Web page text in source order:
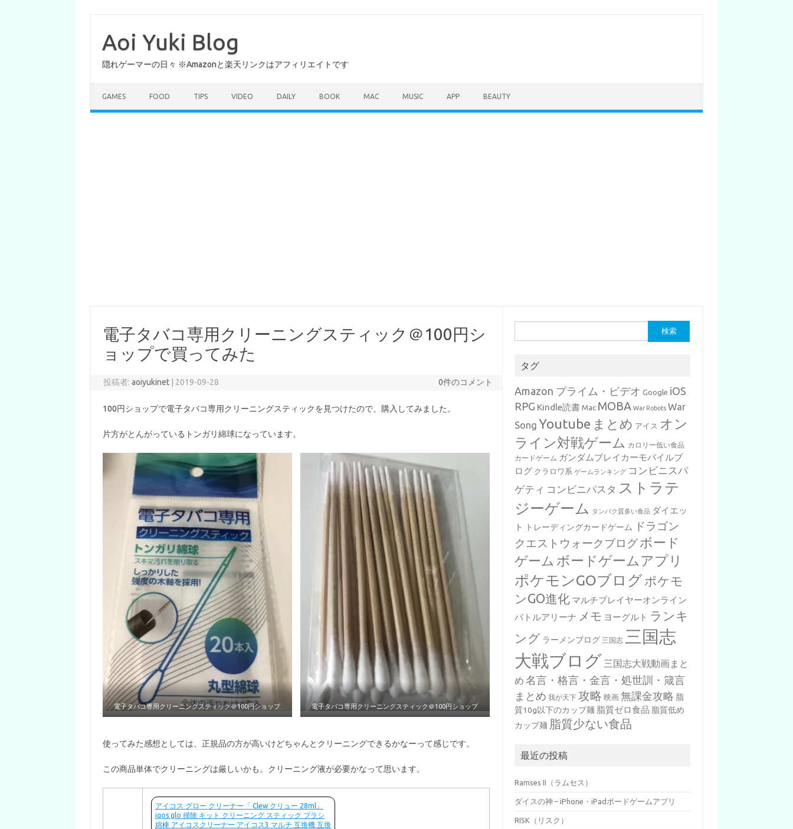
Aoi Yuki Blog
隠れゲーマーの日々 ※Amazonと楽天リンクはアフィリエイトです
GAMES FOOD TIPS VIDEO DAILY BOOK MAC MUSIC APP BEAUTY
電子タバコ専用クリーニングスティック＠100円シ
ョップで買ってみた
投稿者:aoiyukinet 2019-09-28 0件のコメント
100円ショップで電子タバコ専用クリーニングスティックを見つけたので、購入してみました。
片方がとんがっているトンガリ綿球になっています。
電子タバコ専用クリーニングスティック＠100円ショップ 電子タバコ専用クリーニングスティック＠100円ショップ
使ってみた感想としては、正規品の方が高いけどちゃんとクリーニングできるかなーって感じです。
この商品単体でクリーニングは厳しいかも。クリーニング液が必要かなって思います。
アイコス グロー クリーナー「 Clew クリュー 28ml」
iqos glo 掃除 キット クリーニング スティック ブラシ
綿棒 アイコスクリーナー アイコス3 マルチ 互換機 互換
索:
タグ
Amazon プライム・ビデオ Google iOS
RPG Kindle読書 Mac MOBA War Robots War
Song Youtube まとめ アイス オン
ライン対戦ゲーム カロリー低い食品
カードゲーム ガンダムブレイカーモバイルブ
ログ クラロワ系 ゲームランキング コンビニスパ
ゲティ コンビニパスタ ストラテ
ジーゲーム
タンパク質多い食品 ダイエッ
ト
トレーディングカードゲーム
ドラゴン
クエストウォークブログボード
ゲーム ボードゲームアプリ
ポケモンGOブログポケモ
ンGO進化 マルチプレイヤーオンライン
バトルアリーナ メモ ヨーグルト ランキ
ング ラーメンブログ 三国志 三国志
大戦ブログ 三国志大戦動画まと
め 名言・格言・金言・処世訓・箴言
まとめ 我が天下 攻略 映画 無課金攻略 脂
質10g以下のカップ麺 脂質ゼロ食品 脂質低め
カップ麺 脂質少ない食品
最近の投稿
Ramses II（ラムセス）
ダイスの神 – iPhone・iPadボードゲームアプリ
RISK（リスク）